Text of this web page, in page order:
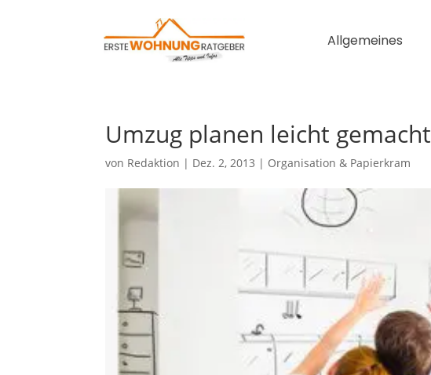
Allgemeines
Umzug planen leicht gemacht
von Redaktion | Dez. 2, 2013 | Organisation & Papierkram